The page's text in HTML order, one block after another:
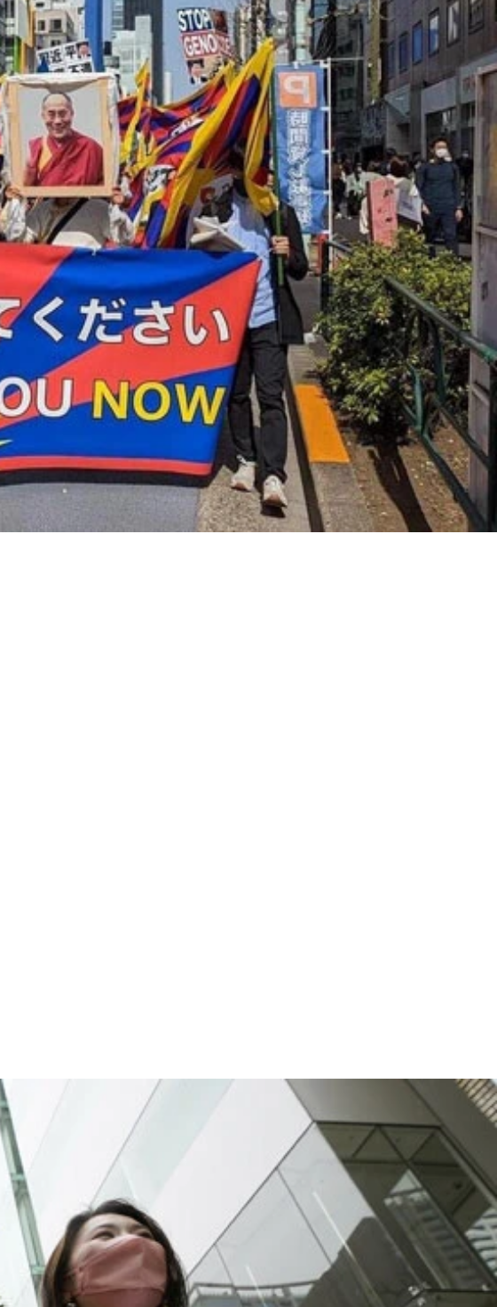
法違反とする「違憲判決」を出した。同性同士の結婚が認められないのは
う判断だ。高裁では、札幌、東京、福岡に続き、4連続の違憲判決となる。
7割近い67%が同性婚に賛成と回答した。（出典／Pew Research Center How